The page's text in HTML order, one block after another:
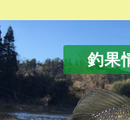
釣果